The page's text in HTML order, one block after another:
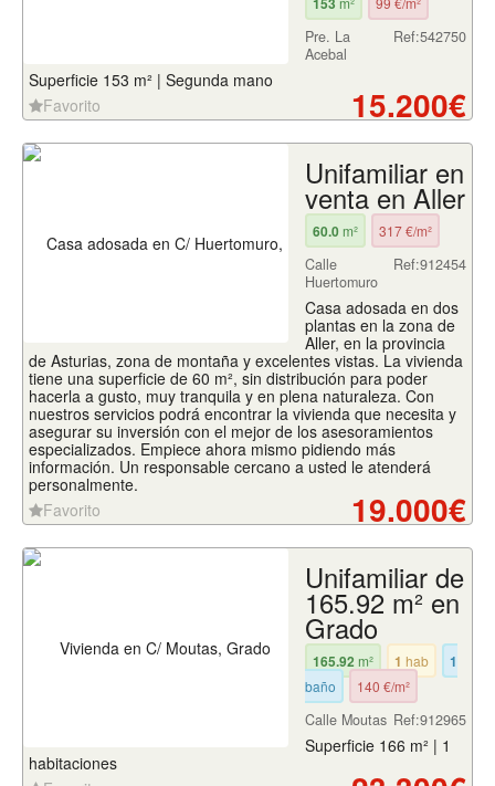
Ref:542750
Pre. La
Acebal
Superficie 153 m² | Segunda mano
Favorito
15.200€
Unifamiliar en
venta en Aller
60.0m² 317 €/m²
Ref:912454
Calle
Huertomuro
Casa adosada en dos
plantas en la zona de
Aller, en la provincia
de Asturias, zona de montaña y excelentes vistas. La vivienda
tiene una superficie de 60 m², sin distribución para poder
hacerla a gusto, muy tranquila y en plena naturaleza. Con
nuestros servicios podrá encontrar la vivienda que necesita y
asegurar su inversión con el mejor de los asesoramientos
especializados. Empiece ahora mismo pidiendo más
información. Un responsable cercano a usted le atenderá
personalmente.
Favorito
19.000€
Unifamiliar de
165.92 m² en
Grado
165.92 m² 1 hab 1
baño 140 €/m²
Ref:912965
Calle Moutas
Superficie 166 m² | 1
habitaciones